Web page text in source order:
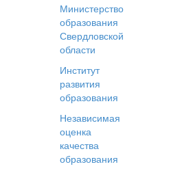
Министерство
образования
Свердловской
области
Институт
развития
образования
Независимая
оценка
качества
образования